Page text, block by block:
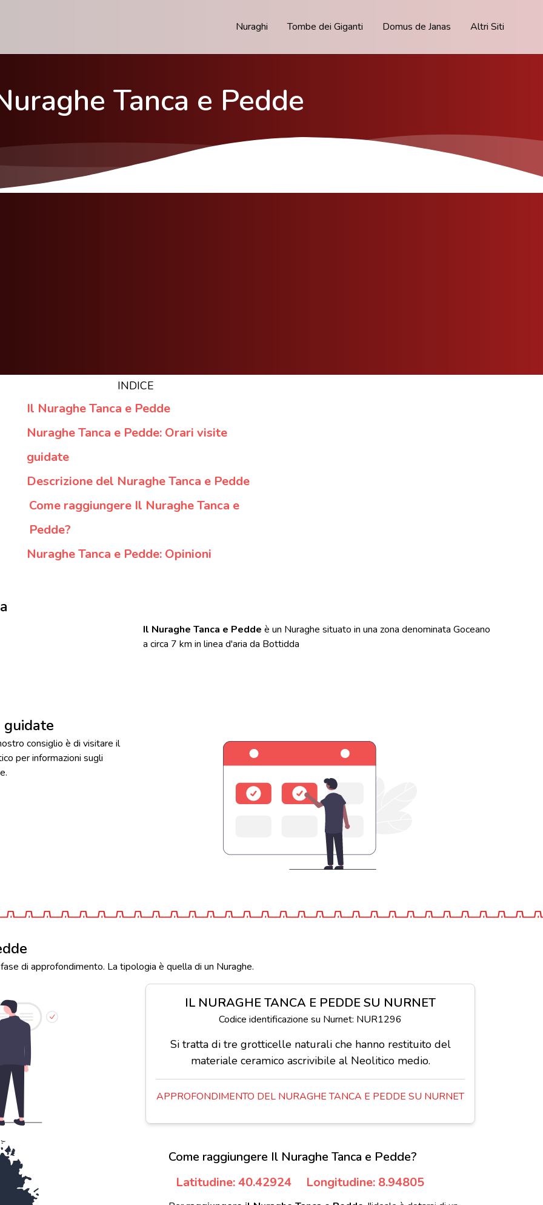
Nuraghi Tombe dei Giganti Domus de Janas Altri Siti
Tanca e Pedde
INDICE
Il Nuraghe Tanca e Pedde
Nuraghe Tanca e Pedde: Orari visite
guidate
Descrizione del Nuraghe Tanca e Pedde
Come raggiungere Il Nuraghe Tanca e
Pedde?
Nuraghe Tanca e Pedde: Opinioni
Il Nuraghe Tanca e Pedde è un Nuraghe situato in una zona denominata Goceano
a circa 7 km in linea d'aria da Bottidda
guidate
consiglio è di visitare il
per informazioni sugli
di approfondimento. La tipologia è quella di un Nuraghe.
IL NURAGHE TANCA E PEDDE SU NURNET
Codice identificazione su Nurnet: NUR1296
Si tratta di tre grotticelle naturali che hanno restituito del
materiale ceramico ascrivibile al Neolitico medio.
APPROFONDIMENTO DEL NURAGHE TANCA E PEDDE SU NURNET
Come raggiungere Il Nuraghe Tanca e Pedde?
Latitudine: 40.42924
Longitudine: 8.94805